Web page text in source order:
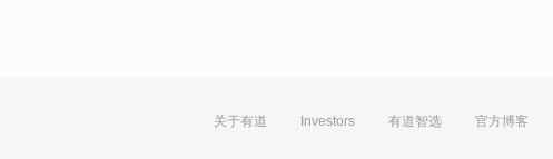
关于有道 Investors 有道智选 官方博客